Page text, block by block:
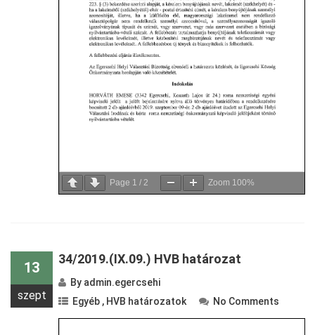
Page 1 /2 Zoom 100%
13
szept
34/2019.(IX.09.) HVB határozat
By admin.egercsehi
Egyéb , HVB határozatok No Comments